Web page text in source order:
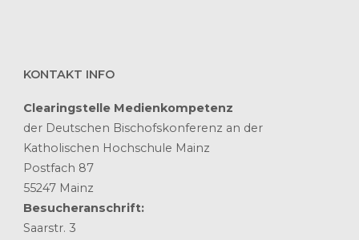
KONTAKT INFO
Clearingstelle Medienkompetenz
der Deutschen Bischofskonferenz an der
Katholischen Hochschule Mainz
Postfach 87
55247 Mainz
Besucheranschrift:
Saarstr. 3